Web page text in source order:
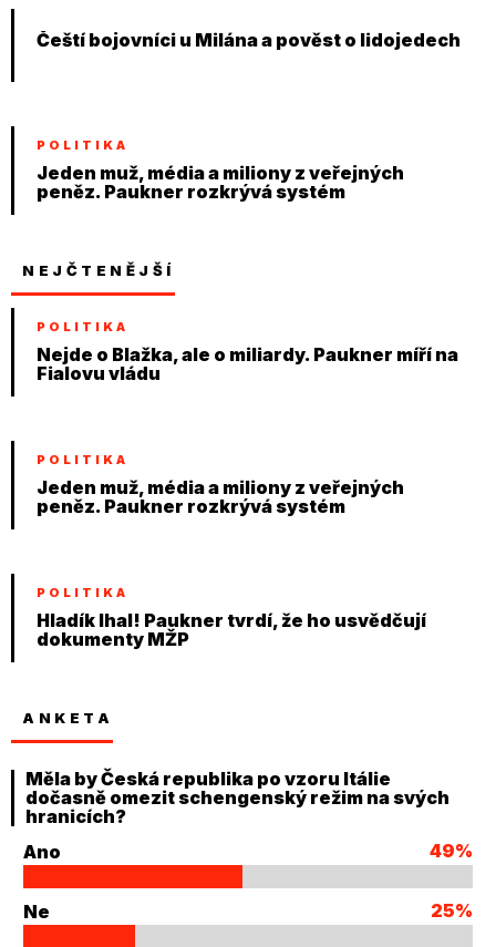
Čeští bojovníci u Milána a pověst o lidojedech
POLITIKA
Jeden muž, média a miliony z veřejných
peněz. Paukner rozkrývá systém
NEJČTENĚJŠÍ
POLITIKA
Nejde o Blažka, ale o miliardy. Paukner míří na
Fialovu vládu
POLITIKA
Jeden muž, média a miliony z veřejných
peněz. Paukner rozkrývá systém
POLITIKA
Hladík lhal! Paukner tvrdí, že ho usvědčují
dokumenty MŽP
ANKETA
Měla by Česká republika po vzoru Itálie
dočasně omezit schengenský režim na svých
hranicích?
Ano
49%
Ne 25%